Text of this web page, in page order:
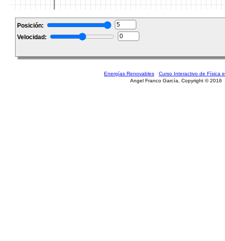
Posición:
Velocidad:
Energías Renovables
Curso Interactivo de Física
Angel Franco García, Copyright © 2016